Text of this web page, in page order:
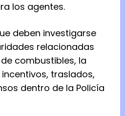
los agentes.
deben investigarse
relacionadas
combustibles, la
traslados,
dentro de la Policía